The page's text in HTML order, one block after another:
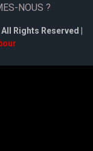
NOUS ?
Rights Reserved |